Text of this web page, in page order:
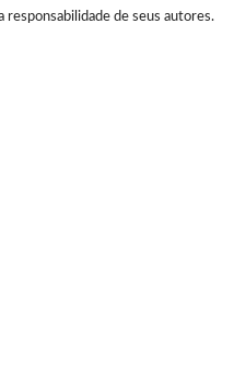
responsabilidade de seus autores.